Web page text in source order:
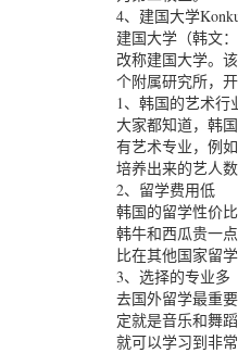
4、建国大学
建国大学（韩文
改称建国大学。
个附属研究所，
1、韩国的艺术行
大家都知道，韩
有艺术专业，例
培养出来的艺人数
2、留学费用低
韩国的留学性价
韩牛和西瓜贵一
比在其他国家留
3、选择的专业多
去国外留学最重
定就是音乐和舞
就可以学习到非常